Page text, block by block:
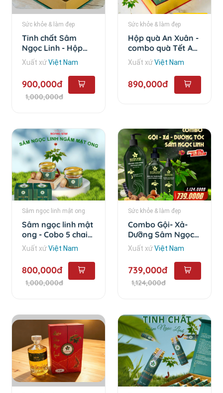
Sức khỏe & làm đẹp
Tinh chất Sâm
Ngọc Linh - Hộp
Combo 10 chai
Xuất xứViệt Nam
900,000đ
1,000,000đ
Sức khỏe & làm đẹp
Hộp quà An Xuân -
combo quà Tết An
Xuân
Xuất xứViệt Nam
890,000đ
Sâm ngọc linh mật ong
Sâm ngọc linh mật
ong - Cobo 5 chai
loại 25ml
Xuất xứViệt Nam
800,000đ
1,000,000đ
Sức khỏe & làm đẹp
Combo Gội- Xả-
Dưỡng Sâm Ngọc
Linh - Combo 3 sản
phẩm
Xuất xứViệt Nam
739,000đ
1,124,000đ